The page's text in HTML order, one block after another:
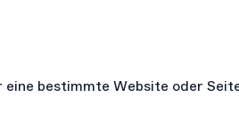
bestimmte Website oder